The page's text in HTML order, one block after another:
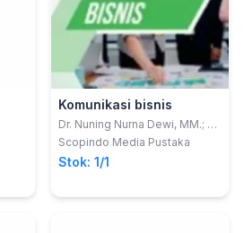
Komunikasi bisnis
Dr. Nuning Nurna Dewi, MM.; Dr.
H. Achmad Fathoni Rodly, M.Pd
Scopindo Media Pustaka
Stok: 1/1